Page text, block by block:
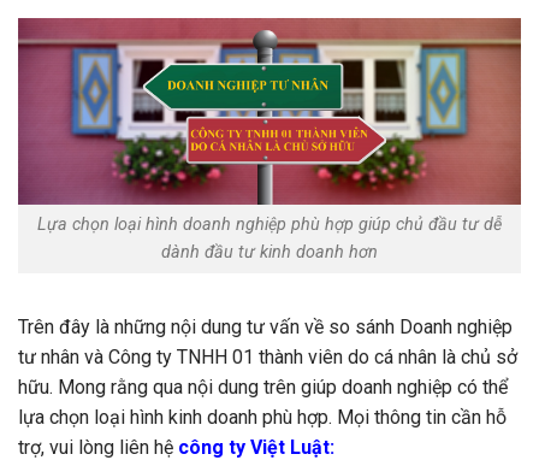
Lựa chọn loại hình doanh nghiệp phù hợp giúp chủ đầu tư dễ
dành đầu tư kinh doanh hơn
Trên đây là những nội dung tư vấn về so sánh Doanh nghiệp
tư nhân và Công ty TNHH 01 thành viên do cá nhân là chủ sở
hữu. Mong rằng qua nội dung trên giúp doanh nghiệp có thể
lựa chọn loại hình kinh doanh phù hợp. Mọi thông tin cần hỗ
trợ, vui lòng liên hệ công ty Việt Luật: